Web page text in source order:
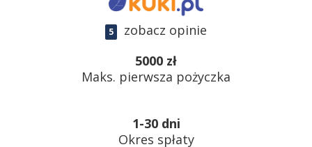
5
zobacz opinie
5000 zł
Maks. pierwsza pożyczka
1-30 dni
Okres spłaty